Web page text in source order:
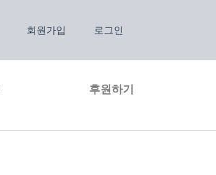
회원가입 로그인
후원하기